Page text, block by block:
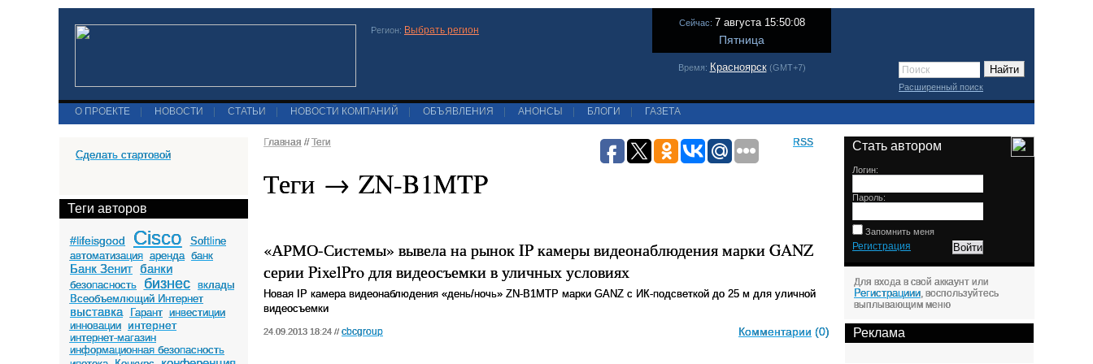
Регион: Выбрать регион
Сейчас: 7 августа 15:50:08
Пятница
Время: Красноярск(GMT+7)
Расширенный поиск
О ПРОЕКТЕ НОВОСТИ СТАТЬИ НОВОСТИ КОМПАНИЙ ОБЪЯВЛЕНИЯ АНОНСЫ БЛОГИ ГАЗЕТА
Сделать стартовой
Теги авторов
#lifeisgood Cisco
Softline
автоматизация аренда банк
Банк Зенит банки
безопасность бизнес
вклады
Всеобъемлющий Интернет
выставка Гарант инвестиции
инновации
интернет
интернет-магазин
информационная безопасность
Главная // Теги RSS
Теги → ZN-B1MTP
«АРМО-Системы» вывела на рынок IP камеры видеонаблюдения марки GANZ
серии PixelPro для видеосъемки в уличных условиях
Новая IP камера видеонаблюдения «день/ночь» ZN-B1MTP марки GANZ с ИК-подсветкой до 25 м для уличной
видеосъемки
24.09.2013 18:24 // cbcgroup Комментарии (0)
Стать автором
Логин:
Пароль:
Запомнить меня
Регистрация
Для входа в свой аккаунт или
Регистрациии , воспользуйтесь
выплывающим меню
Реклама